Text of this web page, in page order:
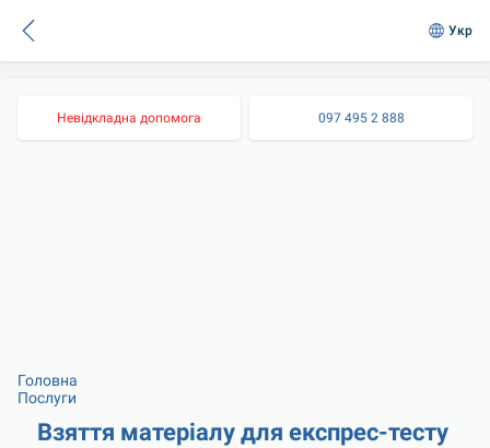
Укр
Невідкладна допомога 097 495 2 888
Головна
Послуги
Взяття матеріалу для експрес-тесту